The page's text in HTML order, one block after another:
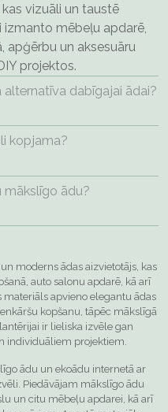
vizuāli un taustē
izmanto mēbeļu apdarē,
apģērbu un aksesuāru
projektos.
alternatīva dabīgajai ādai?
kopjama?
mākslīgo ādu?
moderns ādas aizvietotājs, kas
auto salonu apdarē, kā arī
materiāls apvieno elegantu ādas
kopšanu, tāpēc mākslīgā
ir lieliska izvēle gan
individuāliem projektiem.
ādu un ekoādu internetā ar
Piedāvājam mākslīgo ādu
un citu mēbeļu apdarei, kā arī